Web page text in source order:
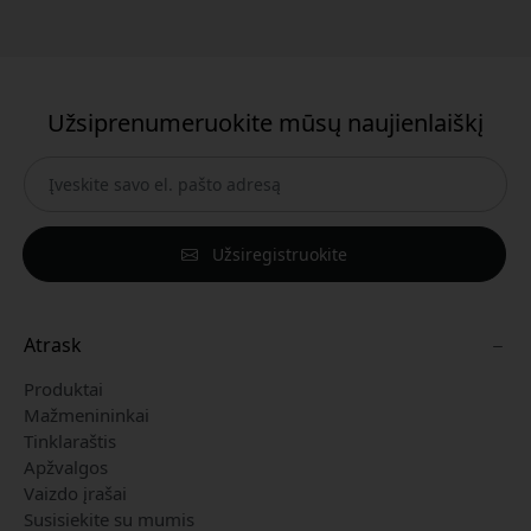
Užsiprenumeruokite mūsų naujienlaiškį
Užsiregistruokite
Atrask
Produktai
Mažmenininkai
Tinklaraštis
Apžvalgos
Vaizdo įrašai
Susisiekite su mumis